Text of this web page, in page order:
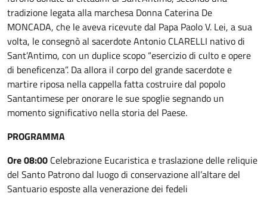
tradizione legata alla marchesa Donna Caterina De
MONCADA, che le aveva ricevute dal Papa Paolo V. Lei, a sua
volta, le consegnò al sacerdote Antonio CLARELLI nativo di
Sant’Antimo, con un duplice scopo “esercizio di culto e opere
di beneficenza”. Da allora il corpo del grande sacerdote e
martire riposa nella cappella fatta costruire dal popolo
Santantimese per onorare le sue spoglie segnando un
momento significativo nella storia del Paese.
PROGRAMMA
Ore 08:00 Celebrazione Eucaristica e traslazione delle reliquie
del Santo Patrono dal luogo di conservazione all’altare del
Santuario esposte alla venerazione dei fedeli